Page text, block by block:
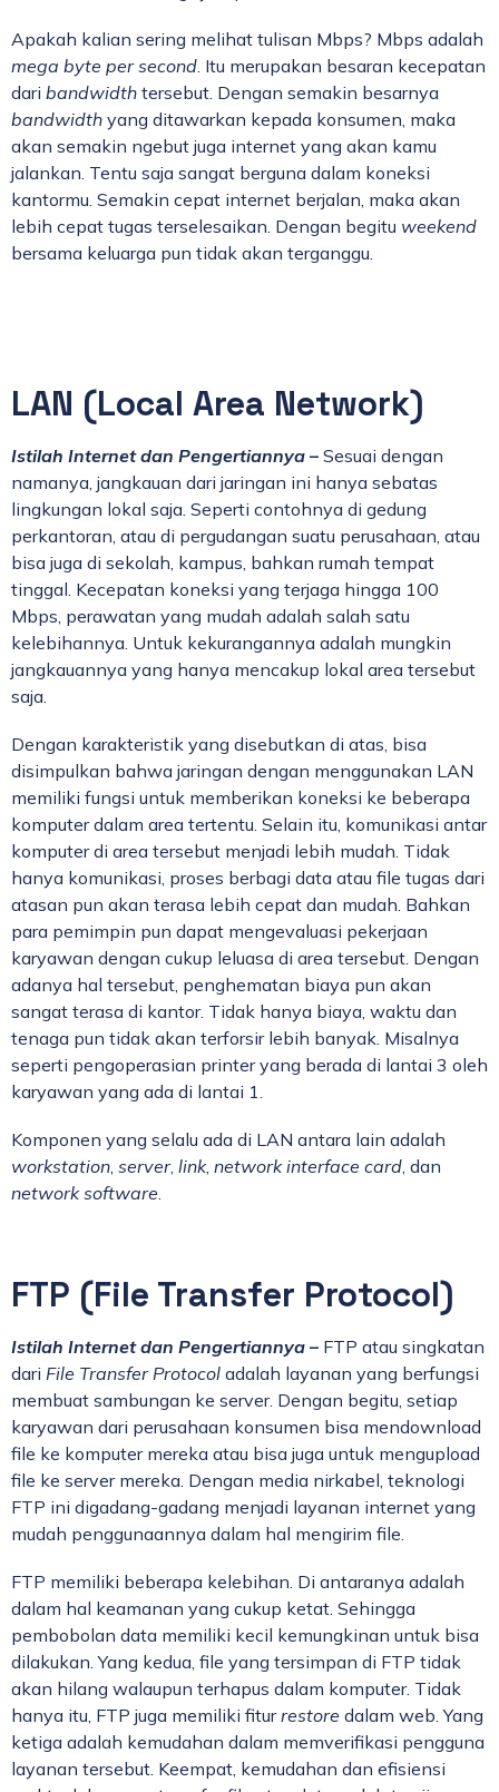
Apakah kalian sering melihat tulisan Mbps? Mbps adalah
mega byte per second . Itu merupakan besaran kecepatan
dari bandwidth tersebut. Dengan semakin besarnya
bandwidth yang ditawarkan kepada konsumen, maka
akan semakin ngebut juga internet yang akan kamu
jalankan. Tentu saja sangat berguna dalam koneksi
kantormu. Semakin cepat internet berjalan, maka akan
lebih cepat tugas terselesaikan. Dengan begitu weekend
bersama keluarga pun tidak akan terganggu.
LAN (Local Area Network)
Istilah Internet dan Pengertiannya – Sesuai dengan
namanya, jangkauan dari jaringan ini hanya sebatas
lingkungan lokal saja. Seperti contohnya di gedung
perkantoran, atau di pergudangan suatu perusahaan, atau
bisa juga di sekolah, kampus, bahkan rumah tempat
tinggal. Kecepatan koneksi yang terjaga hingga 100
Mbps, perawatan yang mudah adalah salah satu
kelebihannya. Untuk kekurangannya adalah mungkin
jangkauannya yang hanya mencakup lokal area tersebut
saja.
Dengan karakteristik yang disebutkan di atas, bisa
disimpulkan bahwa jaringan dengan menggunakan LAN
memiliki fungsi untuk memberikan koneksi ke beberapa
komputer dalam area tertentu. Selain itu, komunikasi antar
komputer di area tersebut menjadi lebih mudah. Tidak
hanya komunikasi, proses berbagi data atau file tugas dari
atasan pun akan terasa lebih cepat dan mudah. Bahkan
para pemimpin pun dapat mengevaluasi pekerjaan
karyawan dengan cukup leluasa di area tersebut. Dengan
adanya hal tersebut, penghematan biaya pun akan
sangat terasa di kantor. Tidak hanya biaya, waktu dan
tenaga pun tidak akan terforsir lebih banyak. Misalnya
seperti pengoperasian printer yang berada di lantai 3 oleh
karyawan yang ada di lantai 1.
Komponen yang selalu ada di LAN antara lain adalah
workstation server, link, network interface card , dan
network software
FTP (File Transfer Protocol)
Istilah Internet dan Pengertiannya – FTP atau singkatan
dari File Transfer Protocol adalah layanan yang berfungsi
membuat sambungan ke server. Dengan begitu, setiap
karyawan dari perusahaan konsumen bisa mendownload
file ke komputer mereka atau bisa juga untuk mengupload
file ke server mereka. Dengan media nirkabel, teknologi
FTP ini digadang-gadang menjadi layanan internet yang
mudah penggunaannya dalam hal mengirim file.
FTP memiliki beberapa kelebihan. Di antaranya adalah
dalam hal keamanan yang cukup ketat. Sehingga
pembobolan data memiliki kecil kemungkinan untuk bisa
dilakukan. Yang kedua, file yang tersimpan di FTP tidak
akan hilang walaupun terhapus dalam komputer. Tidak
hanya itu, FTP juga memiliki fiturrestore dalam web. Yang
ketiga adalah kemudahan dalam memverifikasi pengguna
layanan tersebut. Keempat, kemudahan dan efisiensi